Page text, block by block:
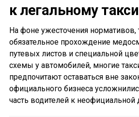
к легальному такси
На фоне ужесточения нормативов,
обязательное прохождение
путевых листов и специальной
схемы у автомобилей, многие
предпочитают оставаться вне
официального бизнеса
часть водителей к неофициальной